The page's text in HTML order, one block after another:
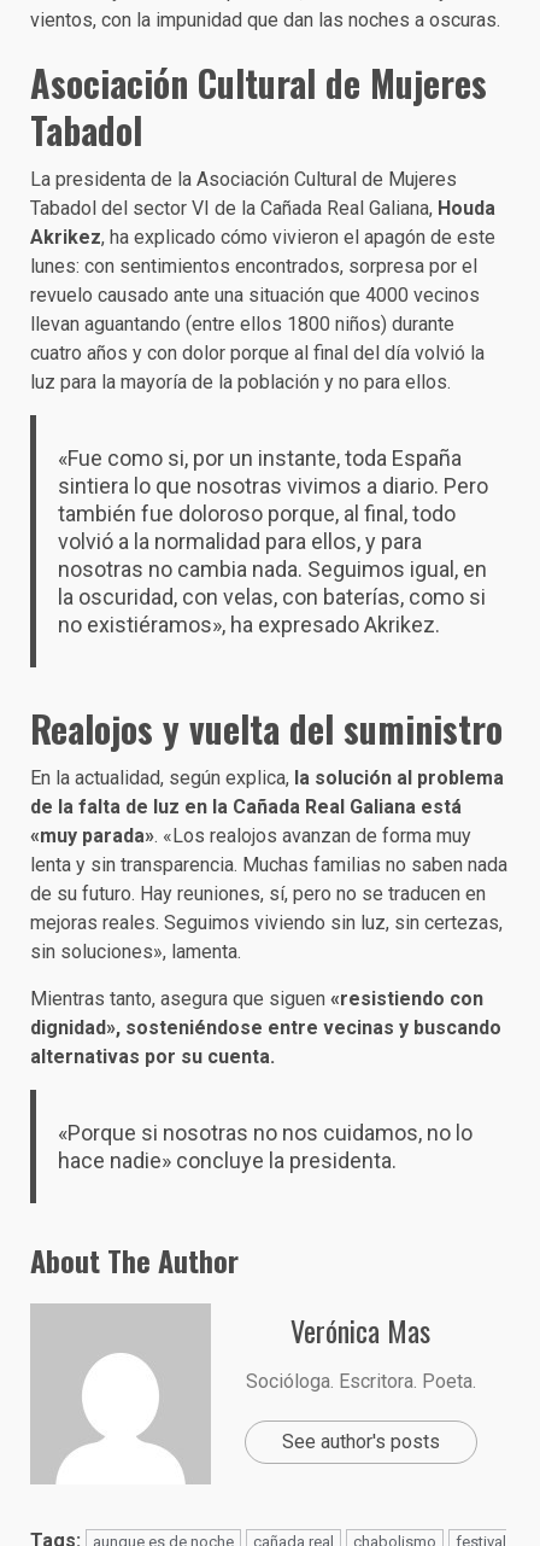
vientos, con la impunidad que dan las noches a oscuras.
Asociación Cultural de Mujeres
Tabadol
La presidenta de la Asociación Cultural de Mujeres
Tabadol del sector VI de la Cañada Real Galiana, Houda
Akrikez, ha explicado cómo vivieron el apagón de este
lunes: con sentimientos encontrados, sorpresa por el
revuelo causado ante una situación que 4000 vecinos
llevan aguantando (entre ellos 1800 niños) durante
cuatro años y con dolor porque al final del día volvió la
luz para la mayoría de la población y no para ellos.
«Fue como si, por un instante, toda España
sintiera lo que nosotras vivimos a diario. Pero
también fue doloroso porque, al final, todo
volvió a la normalidad para ellos, y para
nosotras no cambia nada. Seguimos igual, en
la oscuridad, con velas, con baterías, como si
no existiéramos», ha expresado Akrikez.
Realojos y vuelta del suministro
En la actualidad, según explica, la solución al problema
de la falta de luz en la Cañada Real Galiana está
«muy parada». «Los realojos avanzan de forma muy
lenta y sin transparencia. Muchas familias no saben nada
de su futuro. Hay reuniones, sí, pero no se traducen en
mejoras reales. Seguimos viviendo sin luz, sin certezas,
sin soluciones», lamenta.
Mientras tanto, asegura que siguen «resistiendo con
dignidad», sosteniéndose entre vecinas y buscando
alternativas por su cuenta.
«Porque si nosotras no nos cuidamos, no lo
hace nadie» concluye la presidenta.
About The Author
Verónica Mas
Socióloga. Escritora. Poeta.
See author's posts
Tags: aunque es de noche cañada real chabolismo festival